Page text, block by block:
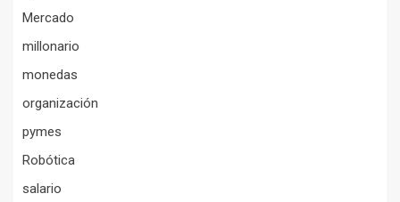
Mercado
millonario
monedas
organización
pymes
Robótica
salario